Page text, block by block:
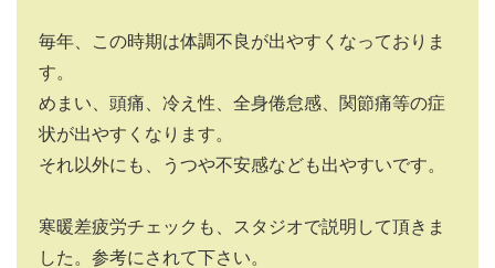
毎年、この時期は体調不良が出やすくなっておりま
す。
めまい、頭痛、冷え性、全身倦怠感、関節痛等の症
状が出やすくなります。
それ以外にも、うつや不安感なども出やすいです。
寒暖差疲労チェックも、スタジオで説明して頂きま
した。参考にされて下さい。